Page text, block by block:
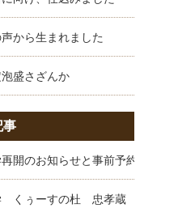
から生まれました
盛さざんか
事
開のお知らせと事前予約のお願い
くぅーすの杜 忠孝蔵